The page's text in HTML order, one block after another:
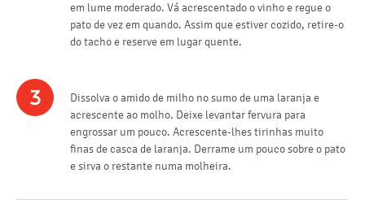
em lume moderado. Vá acrescentado o vinho e regue o
pato de vez em quando. Assim que estiver cozido, retire-o
do tacho e reserve em lugar quente.
3
Dissolva o amido de milho no sumo de uma laranja e
acrescente ao molho. Deixe levantar fervura para
engrossar um pouco. Acrescente-lhes tirinhas muito
finas de casca de laranja. Derrame um pouco sobre o pato
e sirva o restante numa molheira.